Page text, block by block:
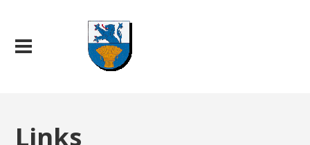
Links